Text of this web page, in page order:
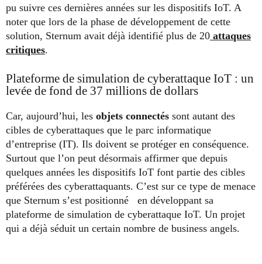
pu suivre ces dernières années sur les dispositifs IoT. A
noter que lors de la phase de développement de cette
solution, Sternum avait déjà identifié plus de 20 attaques
critiques.
Plateforme de simulation de cyberattaque IoT : un
levée de fond de 37 millions de dollars
Car, aujourd’hui, les objets connectés sont autant des
cibles de cyberattaques que le parc informatique
d’entreprise (IT). Ils doivent se protéger en conséquence.
Surtout que l’on peut désormais affirmer que depuis
quelques années les dispositifs IoT font partie des cibles
préférées des cyberattaquants. C’est sur ce type de menace
que Sternum s’est positionné en développant sa
plateforme de simulation de cyberattaque IoT. Un projet
qui a déjà séduit un certain nombre de business angels.